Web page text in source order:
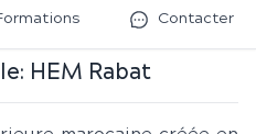
Contacter
HEM Rabat